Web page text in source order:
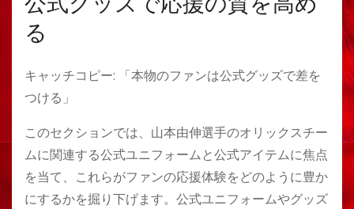
る
キャッチコピー: 「本物のファンは公式グッズで差を
つける」
このセクションでは、山本由伸選手のオリックスチー
ムに関連する公式ユニフォームと公式アイテムに焦点
を当て、これらがファンの応援体験をどのように豊か
にするかを掘り下げます。公式ユニフォームやグッズ